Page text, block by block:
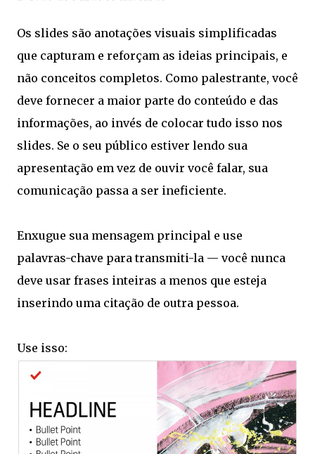
Os slides são anotações visuais simplificadas
que capturam e reforçam as ideias principais, e
não conceitos completos. Como palestrante, você
deve fornecer a maior parte do conteúdo e das
informações, ao invés de colocar tudo isso nos
slides. Se o seu público estiver lendo sua
apresentação em vez de ouvir você falar, sua
comunicação passa a ser ineficiente.
Enxugue sua mensagem principal e use
palavras-chave para transmiti-la — você nunca
deve usar frases inteiras a menos que esteja
inserindo uma citação de outra pessoa.
Use isso: